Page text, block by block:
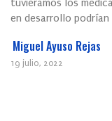
tuviéramos los
en desarrollo podrían
Miguel Ayuso Rejas
19 julio, 2022